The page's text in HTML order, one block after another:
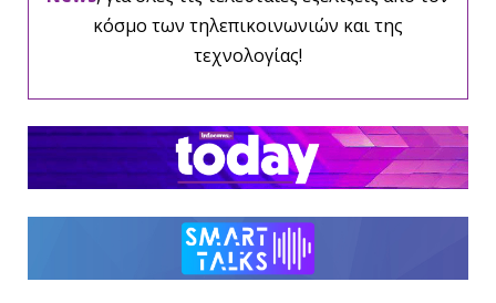
κόσμο των τηλεπικοινωνιών και της
τεχνολογίας!